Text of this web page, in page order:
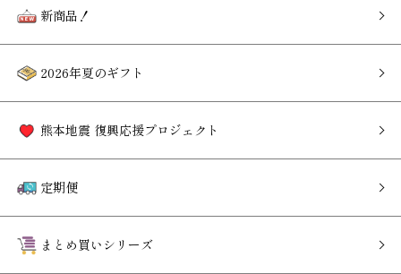
新商品！
2026年夏のギフト
熊本地震 復興応援プロジェクト
定期便
まとめ買いシリーズ